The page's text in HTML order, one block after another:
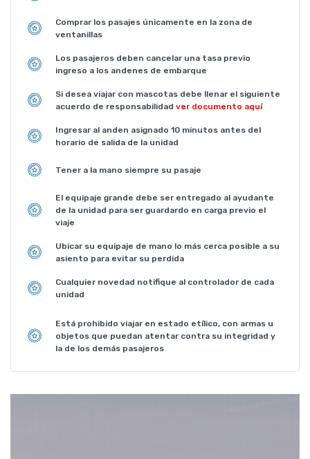
Comprar los pasajes únicamente en la zona de
ventanillas
Los pasajeros deben cancelar una tasa previo
ingreso a los andenes de embarque
Si desea viajar con mascotas debe llenar el siguiente
acuerdo de responsabilidad ver documento aquí
Ingresar al anden asignado 10 minutos antes del
horario de salida de la unidad
Tener a la mano siempre su pasaje
El equipaje grande debe ser entregado al ayudante
de la unidad para ser guardardo en carga previo el
viaje
Ubicar su equipaje de mano lo más cerca posible a su
asiento para evitar su perdida
Cualquier novedad notifique al controlador de cada
unidad
Está prohibido viajar en estado etílico, con armas u
objetos que puedan atentar contra su integridad y
la de los demás pasajeros